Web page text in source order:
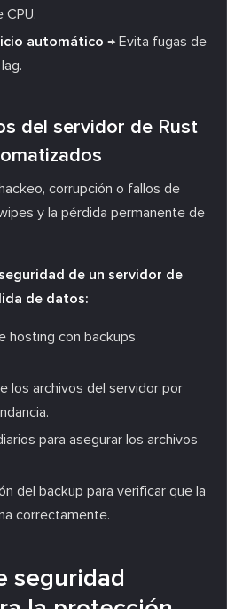
CPU.
automático → Evita fugas de
del servidor de Rust
corrupción o fallos de
y la pérdida permanente de
de un servidor de
de datos:
hosting con backups
los archivos del servidor por
para asegurar los archivos
del backup para verificar que la
correctamente.
seguridad